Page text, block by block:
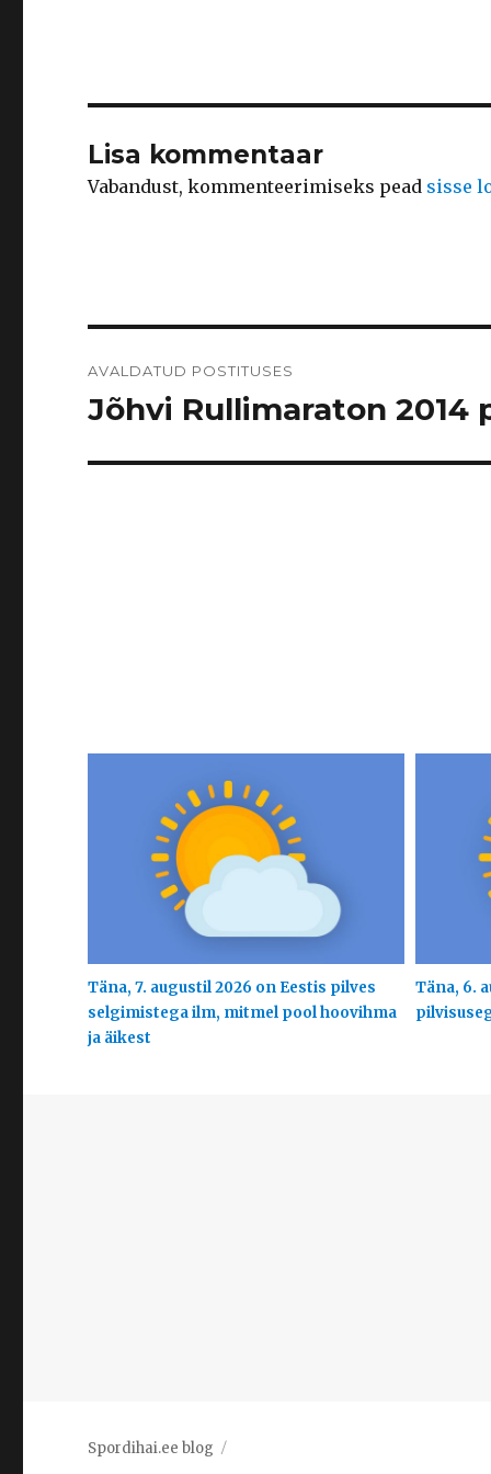
Lisa kommentaar
Vabandust, kommenteerimiseks pead sisse
AVALDATUD POSTITUSES
Jõhvi Rullimaraton 2014
Täna, 7. augustil 2026 on Eestis pilves
selgimistega ilm, mitmel pool hoovihma
ja äikest
Täna, 6.
Spordihai.ee blog